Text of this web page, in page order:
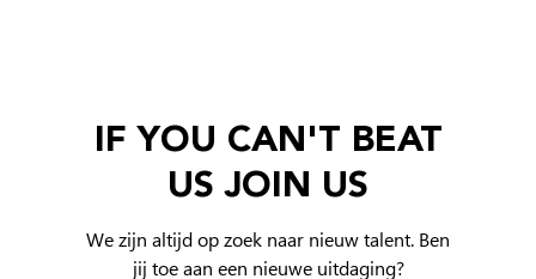
IF YOU CAN'T BEAT
USJOIN US
We zijn altijd op zoek naar nieuw talent. Ben
jij toe aan een nieuwe uitdaging?